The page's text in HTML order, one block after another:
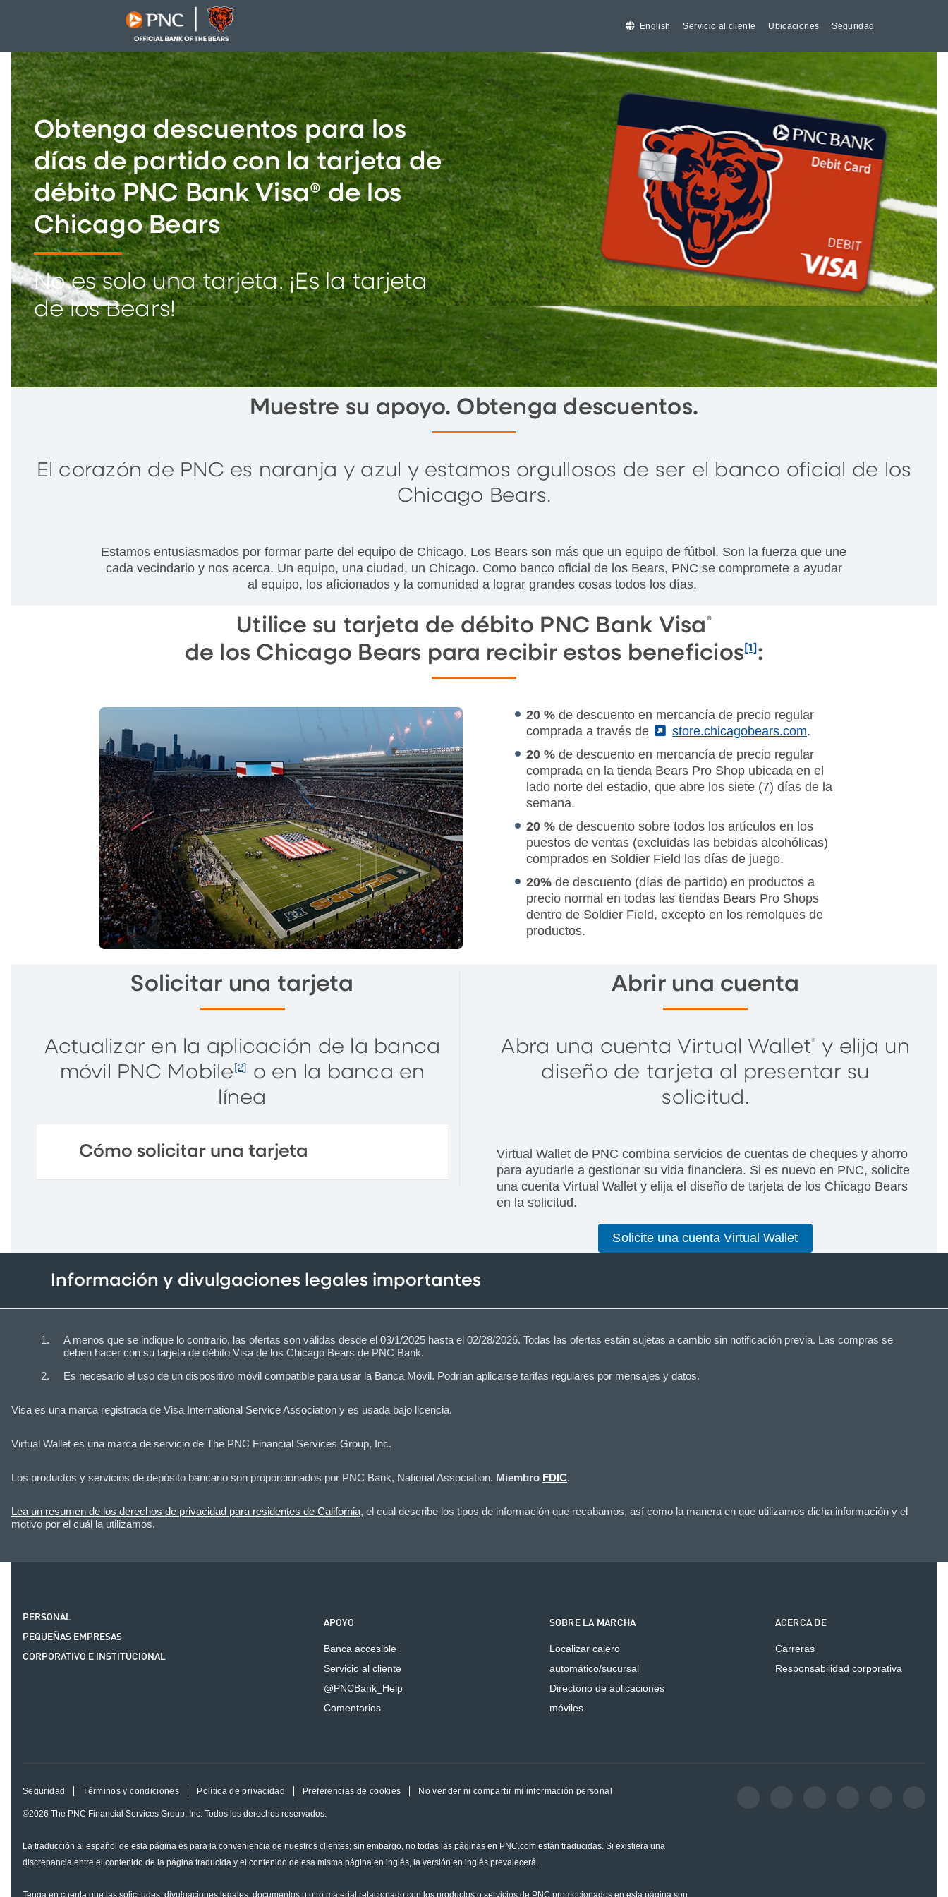
English Servicio al cliente Ubicaciones Seguridad
Obtenga descuentos para los
días de partido con la tarjeta de
débito PNC Bank Visa® de los
Chicago Bears
No es solo una tarjeta. ¡Es la tarjeta
de los Bears!
Muestre su apoyo. Obtenga descuentos.
El corazón de PNC es naranja y azul y estamos orgullosos de ser el banco oficial de los
Chicago Bears.
Estamos entusiasmados por formar parte del equipo de Chicago. Los Bears son más que un equipo de fútbol. Son la fuerza que une
cada vecindario y nos acerca. Un equipo, una ciudad, un Chicago. Como banco oficial de los Bears, PNC se compromete a ayudar
al equipo, los aficionados y la comunidad a lograr grandes cosas todos los días.
Utilice su tarjeta de débito PNC Bank Visa®
de los Chicago Bears para recibir estos beneficios [1] :
20 %de descuento en mercancía de precio regular
comprada a través de
(External)
store.chicagobears.com.
20 %de descuento en mercancía de precio regular
comprada en la tienda Bears Pro Shop ubicada en el
lado norte del estadio, que abre los siete (7) días de la
semana.
20 % de descuento sobre todos los artículos en los
puestos de ventas (excluidas las bebidas alcohólicas)
comprados en Soldier Field los días de juego.
20%de descuento (días de partido) en productos a
precio normal en todas las tiendas Bears Pro Shops
dentro de Soldier Field, excepto en los remolques de
productos.
Solicitar una tarjeta
Actualizar en la aplicación de la banca
móvil PNC Mobile [2] o en la banca en
línea
Cómo solicitar una tarjeta
Abrir una cuenta
Abra una cuenta Virtual Wallet®
y elija un
diseño de tarjeta al presentar su
solicitud.
Virtual Wallet de PNC combina servicios de cuentas de cheques y ahorro
para ayudarle a gestionar su vida financiera. Si es nuevo en PNC, solicite
una cuenta Virtual Wallet y elija el diseño de tarjeta de los Chicago Bears
en la solicitud.
Solicite una cuenta Virtual Wallet
Información y divulgaciones legales importantes
A menos que se indique lo contrario, las ofertas son válidas desde el 03/1/2025 hasta el 02/28/2026. Todas las ofertas están sujetas a cambio sin notificación previa. Las compras se
deben hacer con su tarjeta de débito Visa de los Chicago Bears de PNC Bank.
Es necesario el uso de un dispositivo móvil compatible para usar la Banca Móvil. Podrían aplicarse tarifas regulares por mensajes y datos.
Visa es una marca registrada de Visa International Service Association y es usada bajo licencia.
Virtual Wallet es una marca de servicio de The PNC Financial Services Group, Inc.
Los productos y servicios de depósito bancario son proporcionados por PNC Bank, National Association. Miembro FDIC.
Lea un resumen de los derechos de privacidad para residentes de California, el cual describe los tipos de información que recabamos, así como la manera en que utilizamos dicha información y el
motivo por el cuál la utilizamos.
PERSONAL
PEQUEÑAS EMPRESAS
CORPORATIVO E INSTITUCIONAL
APOYO
Banca accesible
Servicio al cliente
@PNCBank_Help
Comentarios
SOBRE LA MARCHA
Localizar cajero
automático/sucursal
Directorio de aplicaciones
móviles
ACERCA DE
Carreras
Responsabilidad corporativa
Seguridad Términos y condiciones Política de privacidad Preferencias de cookies No vender ni compartir mi información personal
©2026 The PNC Financial Services Group, Inc. Todos los derechos reservados.
La traducción al español de esta página es para la conveniencia de nuestros clientes; sin embargo, no todas las páginas en PNC.com están traducidas. Si existiera una
discrepancia entre el contenido de la página traducida y el contenido de esa misma página en inglés, la versión en inglés prevalecerá.
Tenga en cuenta que las solicitudes, divulgaciones legales, documentos u otro material relacionado con los productos o servicios de PNC promocionados en esta página son